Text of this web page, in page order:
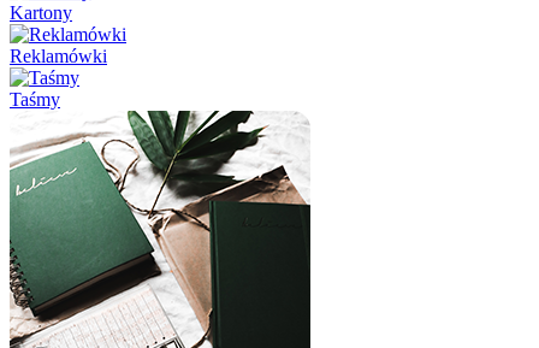
Kartony
Reklamówki
Taśmy